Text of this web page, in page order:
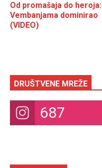
Od promašaja do heroja:
Vembanjama dominirao
(VIDEO)
DRUŠTVENE MREŽE
687